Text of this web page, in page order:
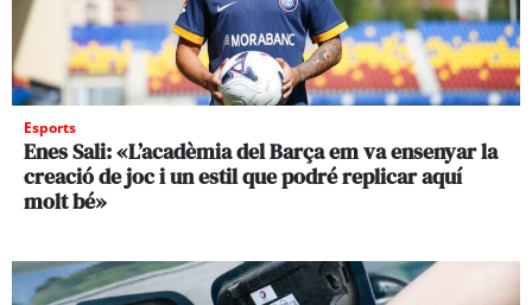
Esports
Enes Sali: «L’acadèmia del Barça em va ensenyar la
creació de joc i un estil que podré replicar aquí
molt bé»